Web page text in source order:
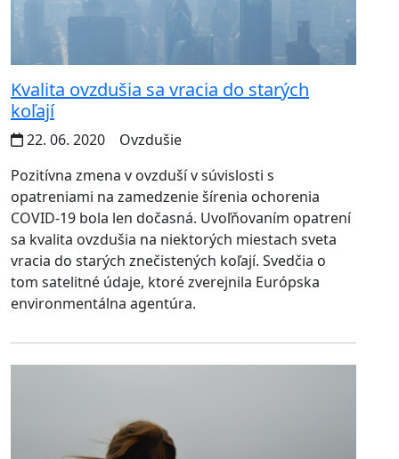
Kvalita ovzdušia sa vracia do starých
koľají
22. 06. 2020
Ovzdušie
Pozitívna zmena v ovzduší v súvislosti s
opatreniami na zamedzenie šírenia ochorenia
COVID-19 bola len dočasná. Uvoľňovaním opatrení
sa kvalita ovzdušia na niektorých miestach sveta
vracia do starých znečistených koľají. Svedčia o
tom satelitné údaje, ktoré zverejnila Európska
environmentálna agentúra.